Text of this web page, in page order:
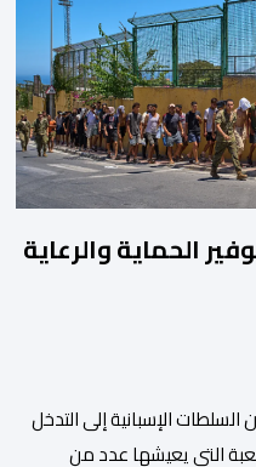
مواقع التواصل الاجتماعي تحت اسم ما بات يعرف بـ” Genz212
المعني بالأمر […]
الحماية والرعاية
الإسبانية إلى التدخل
التي يعيشها عدد من